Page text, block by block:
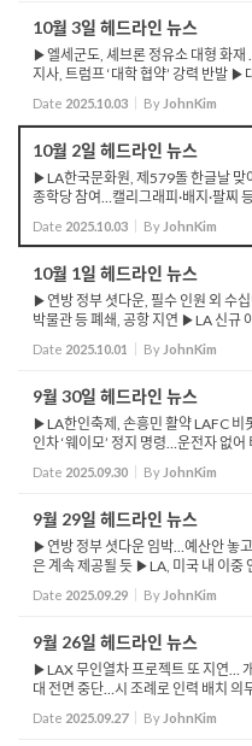
10월 3일 헤드라인 뉴스
▶엘세군도, 셰브론 정유소 대형 화
지사, 트럼프 ‘대학 협약’ 강력 반발 ▶
·트랜스젠더 여성 배제 ▶대학 협약,...
Date 2025.10.03 By JohnKim
10월 2일 헤드라인 뉴스
▶LA한국문화원, 제579돌 한글날 맞
종학당 참여…캘리그래피·배지·팔찌
기 속 한국어 학습 열기 확산…한글 이
Date 2025.10.03 By JohnKim
10월 1일 헤드라인 뉴스
▶연방 정부 셧다운, 필수 인원 외 수
박물관 등 폐쇄, 공항 지연 ▶LA 신규
월마트, 인공 색소·보존료 30여 가지
Date 2025.10.01 By JohnKim
9월 30일 헤드라인 뉴스
▶LA한인축제, 손흥민 활약 LAFC 비
인차 ‘웨이모’ 정지 명령…운전자 없
인정보 유출 혐의 여성 3명 기소
Date 2025.09.30 By JohnKim
9월 29일 헤드라인 뉴스
▶연방 정부 셧다운 임박…예산안 놓
은 계속 제공될 듯 ▶LA, 미국 내 이중
CSU 대학 반유대주의 의혹 조사 착
정보...
Date 2025.09.29 By JohnKim
9월 26일 헤드라인 뉴스
▶LAX 무인열차 프로젝트 또 지연…
대 전면 중단…시 조례로 인력 배치
부 지역 뇌우·홍수 가능성 ▶트럼프
Date 2025.09.27 By JohnKim